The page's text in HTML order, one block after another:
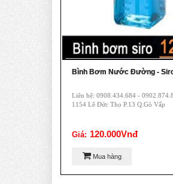
Bình Bơm Nước Đường -
Liên hệ: 0908.434.684 -
1154 Lê Đức Thọ P.13 Q.Gò Vấp
Giá: 120.000Vnđ
Mua hàng